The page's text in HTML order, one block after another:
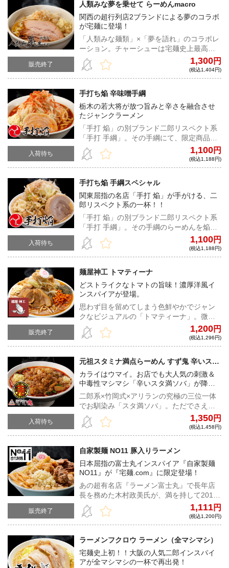
販売終了
人類みな夢を乗せて らーめんmacro
関西の超行列店2ブランドによる夢のコラボ
が宅麺に登場！
「人類みな麺類」×「夢を語れ」のコラボレ
ーション。チャーシューは宅麺史上最高の
厚みに挑戦！貝出汁の濃厚な旨味とトロト
ロに炊いたチャーシューは絶品。
1,300円
(税込1,404円)
入荷待ち
手打ち焔 辛味噌手綱
栃木の若大将が放つ旨みと辛さを融合させ
たジャンクラーメン
「手打 焔」の別ブランド二郎リスペクト系
「手打 手綱」。その手綱にて、限定商品と
して人気を博す「辛味噌手綱」が遂に登
場！旨味、辛味、甘味の究極の三位一体！
1,100円
(税込1,188円)
入荷待ち
手打ち焔 手綱スペシャル
関東屈指の名店「手打 焔」が手がける、二
郎リスペクト系の一杯！！
「手打 焔」の別ブランド二郎リスペクト系
「手打 手綱」。その手綱のらーめんを焔店
主が冷凍の為にスペシャルチューニング。
カエシの濃さを濃いめに変え、脂は若干少
なめ、麺の長さを切れないように長めに揃
ワシとゴワついた感じが秀逸！もっちりと
した中に小麦をしっかりと感じ取ることが
できる。麺に負けない微乳化スープは乳化
したことで旨みが凝縮、背脂の甘みにカネ
シ醤油が効いておりインパクトがありなが
らも飲みやすい。昼間は「手打 焔」として
繊細な味を、夜は「手打 手綱」として強烈
言うまでもなく必食である。
1,100円
(税込1,188円)
販売終了
麺屋神工 トマティーナ
どストライクなトマトの旨味！濃厚洋風イ
ンスパイアが登場。
思わず目を留めてしまう色鮮やかでジャン
クなビジュアルの「トマティーナ」。微乳
化豚骨スープに甘みの強いトマトを大胆に
合わせたことで濃度と旨味がさらに上昇。
おなじみ刻みニンニクとも相性抜群で食欲
タリアンの鉄板コンビ！インスパイア界に
新たな風を吹き込む「トマティーナ」、こ
れは久々に革命の予感！
1,200円
(税込1,296円)
入荷待ち
元祖スタミナ満点らーめん すず鬼 辛いスタ
満ソバ
カライはウマイ。お店でも大人気の刺激＆
中毒性マシマシ「辛いスタ満ソバ」が降
臨！
二郎系×竹岡式×アリランの究極の三位一体
でお馴染み「スタ満ソバ」。ただでさえヤ
ミツキになる中毒性を持ったスープだが、
「辛いスタ満ソバ」ではさらに一味唐辛子
を投入。辛みを加えることにより、醤油の
ストされたこの一杯。カライ！ウマイ！カ
ライ！ウマイ！…と箸を持つ手が止まらな
い、とんでもない中毒性にあなたも浸って
みてはいかがだろうか。
1,350円
(税込1,458円)
販売終了
自家製麺 NO11 豚入りラーメン
日本屈指の富士丸インスパイア『自家製麺
NO11』が『宅麺.com』に限定登場！
あの超有名店『ラーメン富士丸』で長年店
長を務めた木村政美氏が、満を持して2019
年7月にオープンしたのが『自家製麺
NO11』。開店前から大注目で、常に行列の
絶えない超人気店だ。豚の旨味がガンガン
ンムン漂う自家製極太平打麺の最強タッ
グ。クタクタになるまで茹でた野菜と極旨
の味付脂、トレードマークのナルトをトッ
1,111円
(税込1,200円)
ラーメンフクロウ ラーメン（全マシマシ）
宅麺史上初！！大阪の人気二郎インスパイ
アが全マシマシの一杯で再出発！